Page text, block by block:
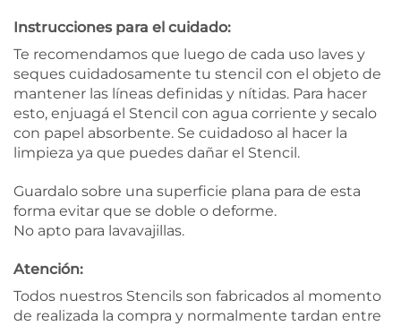
Instrucciones para el cuidado:
Te recomendamos que luego de cada uso laves y
seques cuidadosamente tu stencil con el objeto de
mantener las líneas definidas y nítidas. Para hacer
esto, enjuagá el Stencil con agua corriente y secalo
con papel absorbente. Se cuidadoso al hacer la
limpieza ya que puedes dañar el Stencil.
Guardalo sobre una superficie plana para de esta
forma evitar que se doble o deforme.
No apto para lavavajillas.
Atención:
Todos nuestros Stencils son fabricados al momento
de realizada la compra y normalmente tardan entre